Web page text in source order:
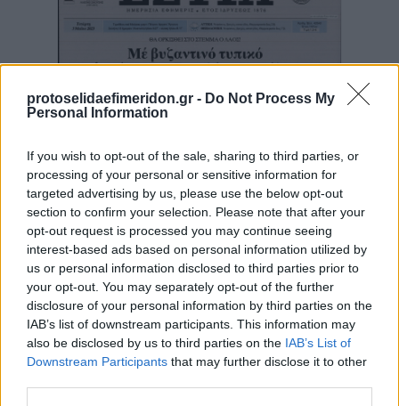
protoselidaefimeridon.gr - Do Not Process My
Personal Information
If you wish to opt-out of the sale, sharing to third parties, or
processing of your personal or sensitive information for
targeted advertising by us, please use the below opt-out
section to confirm your selection. Please note that after your
opt-out request is processed you may continue seeing
interest-based ads based on personal information utilized by
us or personal information disclosed to third parties prior to
your opt-out. You may separately opt-out of the further
disclosure of your personal information by third parties on the
IAB’s list of downstream participants. This information may
also be disclosed by us to third parties on the IAB’s List of
Downstream Participants that may further disclose it to other